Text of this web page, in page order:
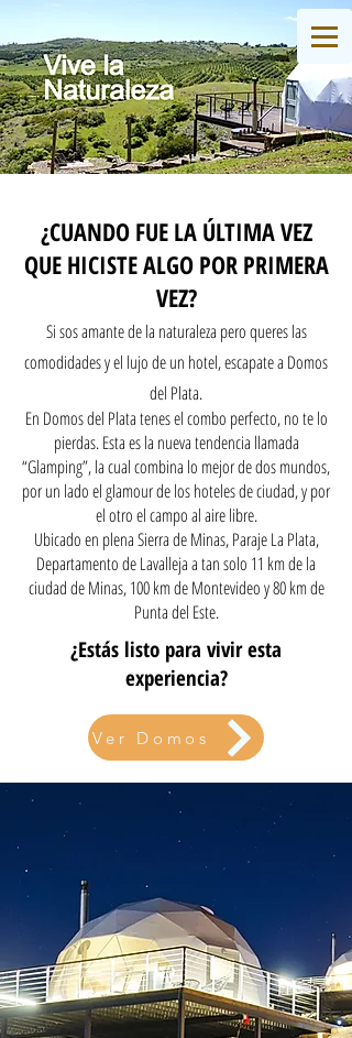
¿CUANDO FUE LA ÚLTIMA VEZ
QUE HICISTE ALGO POR PRIMERA
VEZ?
Si sos amante de la naturaleza pero queres las
comodidades y el lujo de un hotel, escapate a Domos
del Plata.
En Domos del Plata tenes el combo perfecto, no te lo
pierdas. Esta es la nueva tendencia llamada
“Glamping”, la cual combina lo mejor de dosmundos,
por un lado el glamour de los hoteles de ciudad, y por
el otro el campo al aire libre.
Ubicado en plena Sierra de Minas, Paraje La Plata,
Departamento de Lavalleja a tan solo 11 km de la
ciudad de Minas, 100 km de Montevideo y 80 km de
Punta del Este.
¿Estás listo para vivir esta
experiencia?
Ver Domos